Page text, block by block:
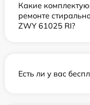
Какие
ремонте
ZWY 61025 RI?
Есть ли у вас